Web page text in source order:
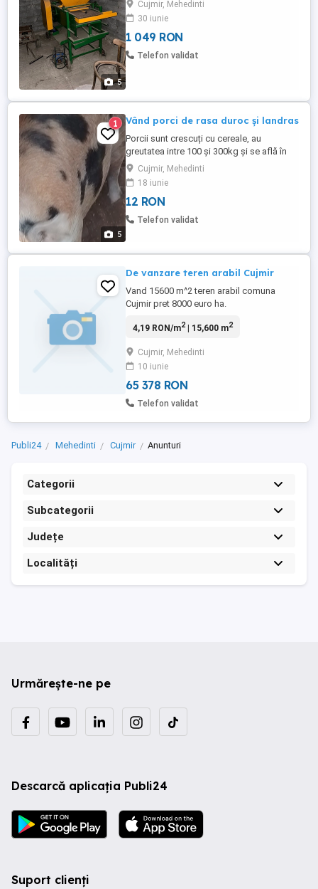
5
Cujmir, Mehedinti
30 iunie
1 049 RON
Telefon validat
5
1 Vând porci de rasa duroc și landras
Porcii sunt crescuți cu cereale, au
greutatea intre 100 și 300kg și se află în
comuna Cujmir judetul mh,oferim
transport.pretul este intre 12 și 15 lei kg.
Cujmir, Mehedinti
18 iunie
12 RON
Telefon validat
De vanzare teren arabil Cujmir
Vand 15600 m^2 teren arabil comuna
Cujmir pret 8000 euro ha.
4,19 RON/m2| 15,600 m2
Cujmir, Mehedinti
10 iunie
65 378 RON
Telefon validat
Publi24 Mehedinti Cujmir Anunturi
Categorii
Subcategorii
Județe
Localități
Urmărește-ne pe
Descarcă aplicația Publi24
Suport clienți